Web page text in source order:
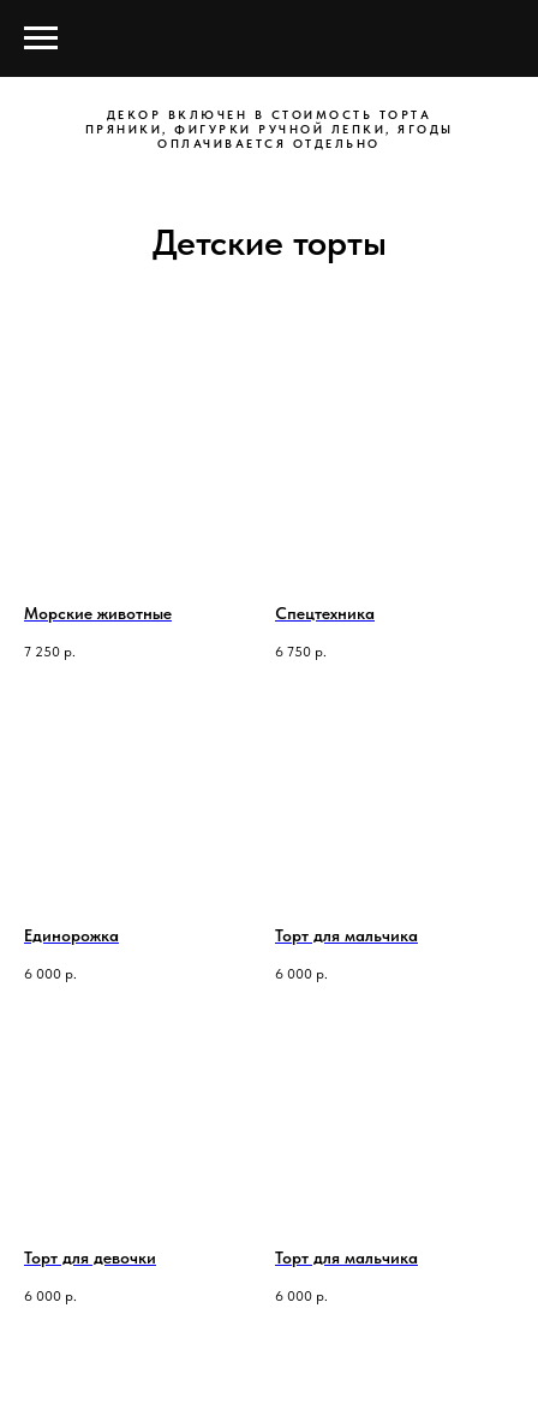
ДЕКОР ВКЛЮЧЕН В СТОИМОСТЬ ТОРТА
ПРЯНИКИ, ФИГУРКИ РУЧНОЙ ЛЕПКИ, ЯГОДЫ
ОПЛАЧИВАЕТСЯ ОТДЕЛЬНО
Детские торты
Морские животные
7 250 р.
Спецтехника
6 750 р.
Единорожка
6 000 р.
Торт для мальчика
6 000 р.
Торт для девочки
6 000 р.
Торт для мальчика
6 000 р.